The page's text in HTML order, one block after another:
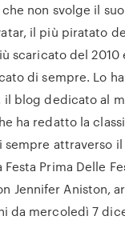
non svolge il
il più piratato
scaricato del 2010
di sempre. Lo
il blog dedicato al
ha redatto la
sempre attraverso
Prima Delle
Jennifer Aniston,
da mercoledì 7